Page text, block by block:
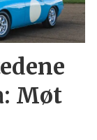
Møt